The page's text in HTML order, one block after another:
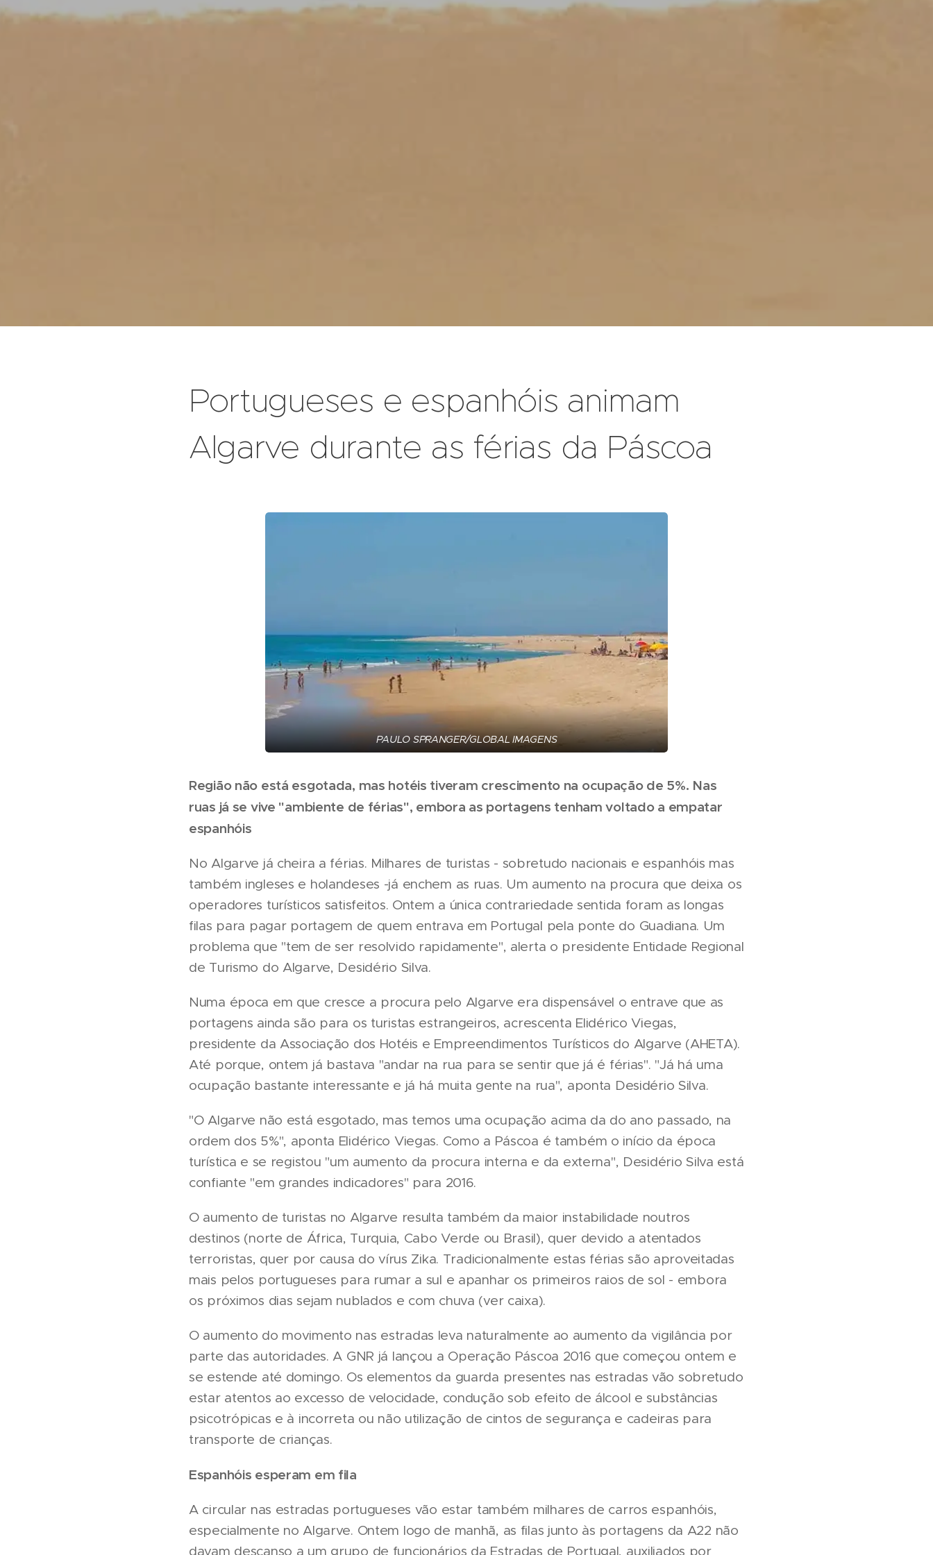
Portugueses e espanhóis animam
Algarve durante as férias da Páscoa
PAULO SPRANGER/GLOBAL IMAGENS
Região não está esgotada, mas hotéis tiveram crescimento na ocupação de 5%. Nas
ruas já se vive "ambiente de férias", embora as portagens tenham voltado a empatar
espanhóis
No Algarve já cheira a férias. Milhares de turistas - sobretudo nacionais e espanhóis mas
também ingleses e holandeses -já enchem as ruas. Um aumento na procura que deixa os
operadores turísticos satisfeitos. Ontem a única contrariedade sentida foram as longas
filas para pagar portagem de quem entrava em Portugal pela ponte do Guadiana. Um
problema que "tem de ser resolvido rapidamente", alerta o presidente Entidade Regional
de Turismo do Algarve, Desidério Silva.
Numa época em que cresce a procura pelo Algarve era dispensável o entrave que as
portagens ainda são para os turistas estrangeiros, acrescenta Elidérico Viegas,
presidente da Associação dos Hotéis e Empreendimentos Turísticos do Algarve (AHETA).
Até porque, ontem já bastava "andar na rua para se sentir que já é férias". "Já há uma
ocupação bastante interessante e já há muita gente na rua", aponta Desidério Silva.
"O Algarve não está esgotado, mas temos uma ocupação acima da do ano passado, na
ordem dos 5%", aponta Elidérico Viegas. Como a Páscoa é também o início da época
turística e se registou "um aumento da procura interna e da externa", Desidério Silva está
confiante "em grandes indicadores" para 2016.
O aumento de turistas no Algarve resulta também da maior instabilidade noutros
destinos (norte de África, Turquia, Cabo Verde ou Brasil), quer devido a atentados
terroristas, quer por causa do vírus Zika. Tradicionalmente estas férias são aproveitadas
mais pelos portugueses para rumar a sul e apanhar os primeiros raios de sol - embora
os próximos dias sejam nublados e com chuva (ver caixa).
O aumento do movimento nas estradas leva naturalmente ao aumento da vigilância por
parte das autoridades. A GNR já lançou a Operação Páscoa 2016 que começou ontem e
se estende até domingo. Os elementos da guarda presentes nas estradas vão sobretudo
estar atentos ao excesso de velocidade, condução sob efeito de álcool e substâncias
psicotrópicas e à incorreta ou não utilização de cintos de segurança e cadeiras para
transporte de crianças.
Espanhóis esperam em fila
A circular nas estradas portugueses vão estar também milhares de carros espanhóis,
especialmente no Algarve. Ontem logo de manhã, as filas junto às portagens da A22 não
davam descanso a um grupo de funcionários da Estradas de Portugal, auxiliados por